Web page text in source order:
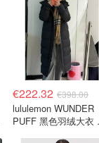
€222.32 €398.00
lululemon WUNDER
PUFF 黑色羽绒大衣